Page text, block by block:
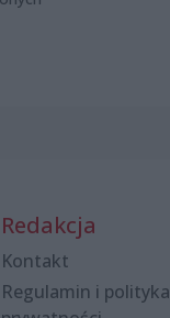
Redakcja
Kontakt
Regulamin i polityka